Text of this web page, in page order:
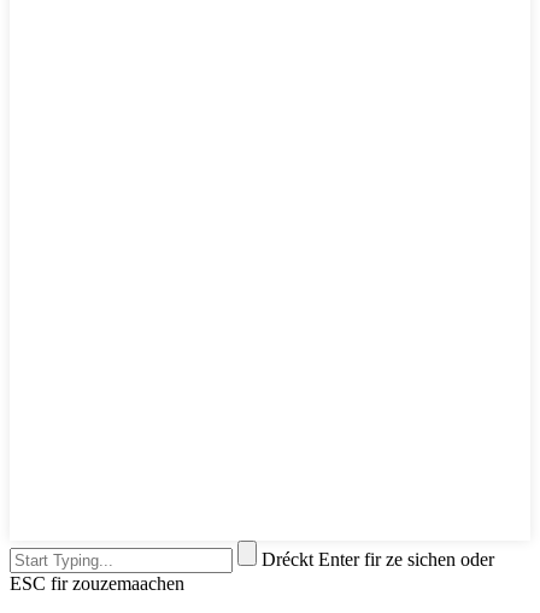
Dréckt Enter fir ze sichen oder
ESC fir zouzemaachen